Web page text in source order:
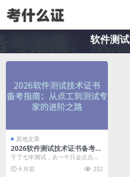
软件测试
其他文章
2026软件测试技术证书备考指
南：从点工到测试专家的进阶
干了七年测试，从一个只会点点点
的功能测试，到现在带团队做自动
化和性能测试，中间考...
6 月前 232